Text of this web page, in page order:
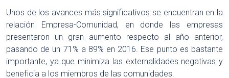
Unos de los avances más significativos se encuentran en la
relación Empresa-Comunidad, en donde las empresas
presentaron un gran aumento respecto al año anterior,
pasando de un 71% a 89% en 2016. Ese punto es bastante
importante, ya que minimiza las externalidades negativas y
beneficia a los miembros de las comunidades.